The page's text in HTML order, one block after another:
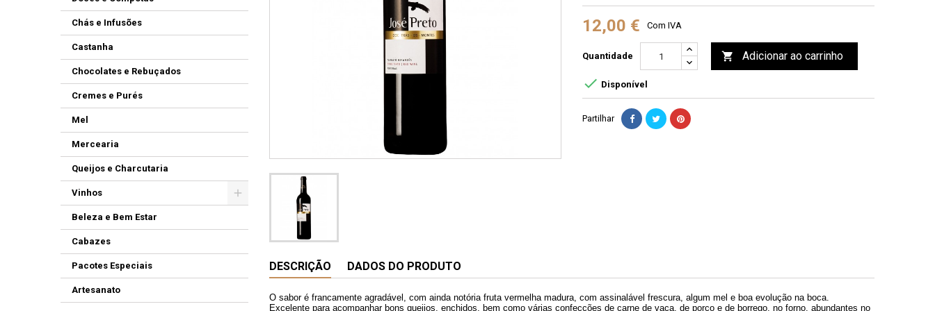
Chás e Infusões
Castanha
Chocolates e Rebuçados
Cremes e Purés
Mel
Mercearia
Queijos e Charcutaria
Vinhos
Beleza e Bem Estar
Cabazes
Pacotes Especiais
Artesanato
12,00 € Com IVA
Quantidade  Adicionar ao carrinho
 Disponível
Partilhar
DESCRIÇÃO DADOS DO PRODUTO
O sabor é francamente agradável, com ainda notória fruta vermelha madura, com assinalável frescura, algum mel e boa evolução na boca.
Excelente para acompanhar bons queijos, enchidos, bem como várias confecções de carne de vaca, de porco e de borrego, no forno, abundantes no